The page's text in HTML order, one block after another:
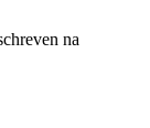
na